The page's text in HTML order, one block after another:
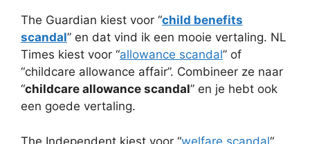
The Guardian kiest voor “child benefits
scandal” en dat vind ik een mooie vertaling. NL
Times kiest voor “allowance scandal” of
“childcare allowance affair”. Combineer ze naar
“childcare allowance scandal” en je hebt ook
een goede vertaling.
The Independent kiest voor “welfare scandal“.